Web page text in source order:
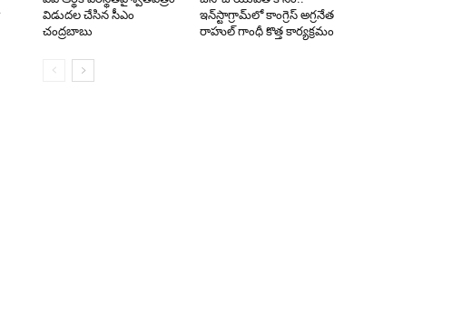
విడుదల చేసిన సీఎం
చంద్రబాబు
ఇన్‌స్టాగ్రామ్‌లో కాంగ్రెస్ అగ్రనేత
రాహుల్ గాంధీ కొత్త కార్యక్రమం